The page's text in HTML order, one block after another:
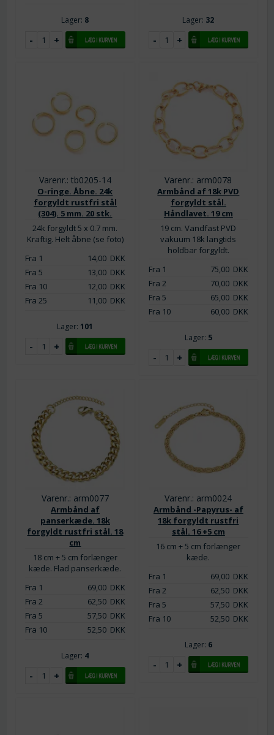
Lager: 8 Lager: 32
Varenr.: tb0205-14
O-ringe. Åbne. 24k
forgyldt rustfri stål
(304). 5 mm. 20 stk.
24k forgyldt 5 x 0.7 mm.
Kraftig. Helt åbne (se foto)
Fra 1
14,00DKK
Fra 5
13,00DKK
Fra 10
12,00DKK
Fra 25
11,00DKK
Lager: 101
Varenr.: arm0078
Armbånd af 18k PVD
forgyldt stål.
Håndlavet. 19 cm
19 cm. Vandfast PVD
vakuum 18k langtids
holdbar forgyldt.
Fra 1
75,00 DKK
Fra 2
70,00 DKK
Fra 5
65,00 DKK
Fra 10
60,00 DKK
Lager: 5
Varenr.: arm0077
Armbånd af
panserkæde. 18k
forgyldt rustfri stål. 18
cm
18 cm + 5 cm forlænger
kæde. Flad panserkæde.
Fra 1
69,00DKK
Fra 2
62,50DKK
Fra 5
57,50DKK
Fra 10
52,50DKK
Lager: 4
Varenr.: arm0024
Armbånd -Papyrus- af
18k forgyldt rustfri
stål. 16 +5 cm
16 cm + 5 cm forlænger
kæde.
Fra 1
69,00 DKK
Fra 2
62,50 DKK
Fra 5
57,50 DKK
Fra 10
52,50 DKK
Lager: 6